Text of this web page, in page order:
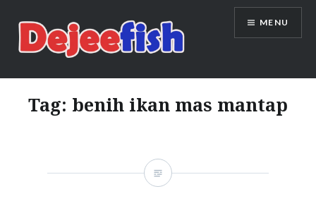
content
DEJEEFISH | PRODUSEN BENIH
IKAN BERKUALITAS INDONESIA
MENU
Tag: benih ikan mas mantap